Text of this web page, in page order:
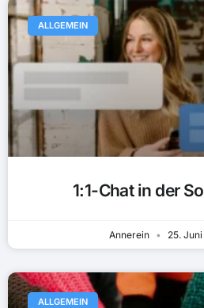
ALLGEMEIN
1:1-Chat in der
Annerein 25.
ALLGEMEIN